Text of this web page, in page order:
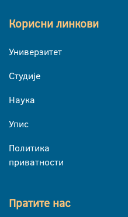
Корисни линкови
Универзитет
Студије
Наука
Упис
Политика
приватности
Пратите нас